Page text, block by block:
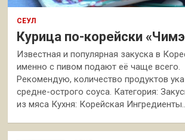
СЕУЛ
Курица по-корейски
Известная и популярная закуска в
именно с пивом подают её чаще всего.
Рекомендую, количество продуктов
средне-острого соуса. Категория:
из мяса Кухня: Корейская